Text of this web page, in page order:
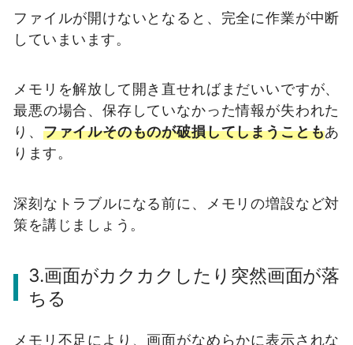
ファイルが開けないとなると、完全に作業が中断
していまいます。
メモリを解放して開き直せればまだいいですが、
最悪の場合、保存していなかった情報が失われた
り、 ファイルそのものが破損してしまうこともあ
ります。
深刻なトラブルになる前に、メモリの増設など対
策を講じましょう。
3.画面がカクカクしたり突然画面が落
ちる
メモリ不足により、画面がなめらかに表示されな